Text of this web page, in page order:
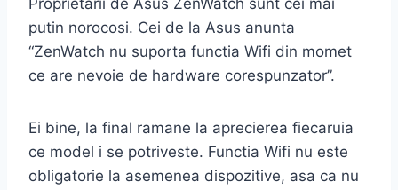
Proprietarii de Asus ZenWatch sunt cei mai
putin norocosi. Cei de la Asus anunta
“ZenWatch nu suporta functia Wifi din momet
ce are nevoie de hardware corespunzator”.
Ei bine, la final ramane la aprecierea fiecaruia
ce model i se potriveste. Functia Wifi nu este
obligatorie la asemenea dispozitive, asa ca nu